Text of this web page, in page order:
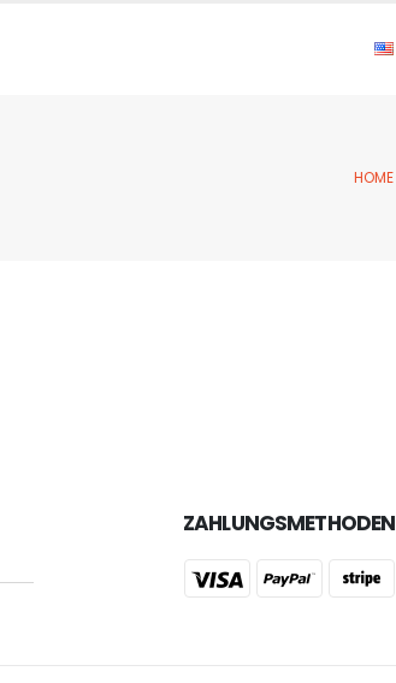
HOME
ZAHLUNGSMETHODEN